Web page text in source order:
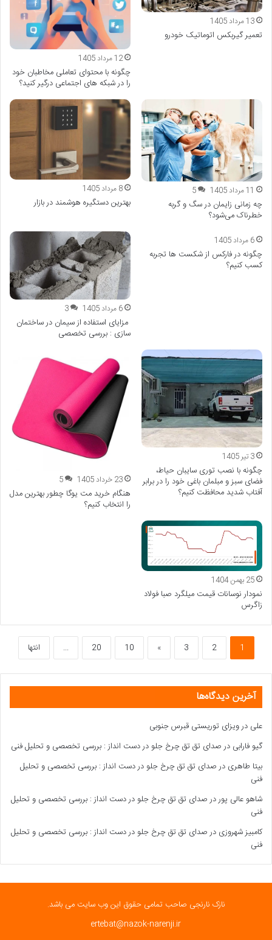
13 مرداد 1405
تعمیر گیربکس اتوماتیک خودرو
12 مرداد 1405
چگونه با محتوای تعاملی مخاطبان خود
را در شبکه های اجتماعی درگیر کنید؟
11 مرداد 1405 5
چه زمانی زایمان در سگ و گربه
خطرناک می‌شود؟
8 مرداد 1405
بهترین دستگیره هوشمند در بازار
6 مرداد 1405
چگونه در فارکس از شکست ها تجربه
کسب کنیم؟
6 مرداد 1405 3
مزایای استفاده از سیمان در ساختمان
سازی : بررسی تخصصی
3 تیر 1405
چگونه با نصب توری سایبان حیاط،
فضای سبز و مبلمان باغی خود را در برابر
آفتاب شدید محافظت کنیم؟
23 خرداد 1405 5
هنگام خرید مت یوگا چطور بهترین مدل
را انتخاب کنیم؟
25 بهمن 1404
نمودار نوسانات قیمت میلگرد صبا فولاد
زاگرس
1
2
3
»
10
20
... انتها
آخرین دیدگاه‌ها
علی درویزای توریستی قبرس جنوبی
گیو فارابی درصدای تق تق چرخ جلو در دست انداز : بررسی تخصصی و تحلیل فنی
بیتا طاهری درصدای تق تق چرخ جلو در دست انداز : بررسی تخصصی و تحلیل
فنی
شاهو عالی پوردرصدای تق تق چرخ جلو در دست انداز : بررسی تخصصی و تحلیل
فنی
کامبیز شهروزی درصدای تق تق چرخ جلو در دست انداز : بررسی تخصصی و تحلیل
فنی
نازک نارنجی صاحب تمامی حقوق این وب سایت می باشد.
ertebat@nazok-narenji.ir